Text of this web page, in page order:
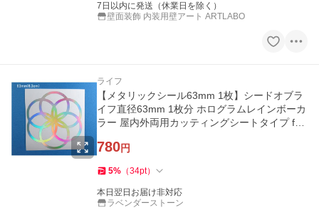
7日以内に発送（休業日を除く）
壁面装飾 内装用壁アート ARTLABO
ライフ
【メタリックシール63mm 1枚】シードオブラ
イフ直径63mm 1枚分 ホログラムレインボーカ
ラー 屋内外両用カッティングシートタイプ fols
780円
5% （34pt）
本日翌日お届け非対応
ラベンダーストーン